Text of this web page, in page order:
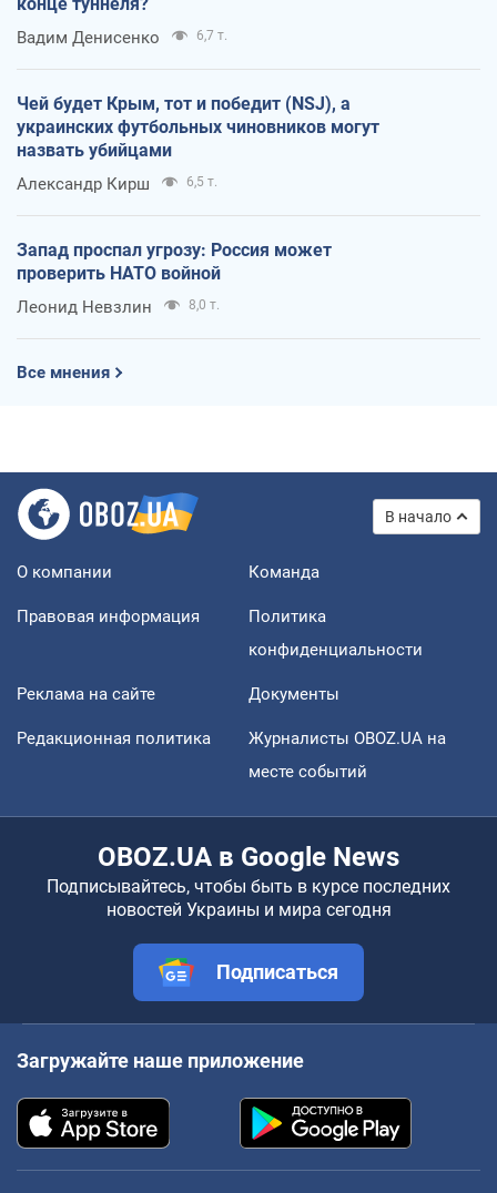
Вадим Денисенко 6,7 т.
Чей будет Крым, тот и победит (NSJ), а
украинских футбольных чиновников могут
назвать убийцами
Александр Кирш 6,5 т.
Запад проспал угрозу: Россия может
проверить НАТО войной
Леонид Невзлин 8,0 т.
Все мнения
В начало
О компании Команда
Правовая информация
Политика
конфиденциальности
Реклама на сайте Документы
Редакционная политика
Журналисты OBOZ.UA на
месте событий
OBOZ.UA в Google News
Подписывайтесь, чтобы быть в курсе последних
новостей Украины и мира сегодня
Подписаться
Загружайте наше приложение